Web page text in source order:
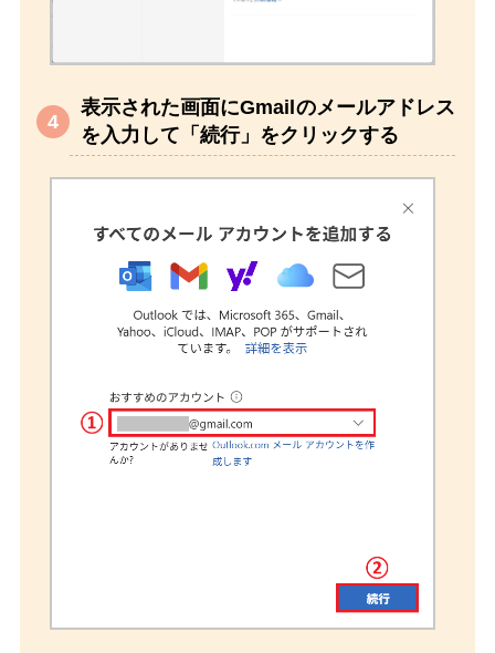
表示された画面にGmailのメールアドレス
を入力して「続行」をクリックする